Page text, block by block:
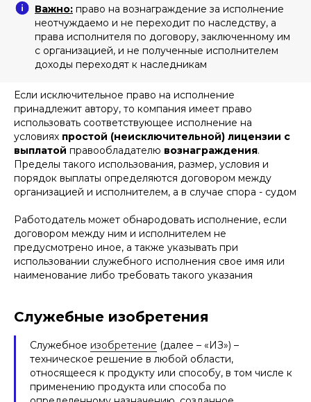
Важно: право на вознаграждение за исполнение
неотчуждаемо и не переходит по наследству, а
права исполнителя по договору, заключенному им
с организацией, и не полученные исполнителем
доходы переходят к наследникам
Если исключительное право на исполнение
принадлежит автору, то компания имеет право
использовать соответствующее исполнение на
условиях простой (неисключительной) лицензии с
выплатой правообладателю вознаграждения.
Пределы такого использования, размер, условия и
порядок выплаты определяются договором между
организацией и исполнителем, а в случае спора - судом
Работодатель может обнародовать исполнение, если
договором между ним и исполнителем не
предусмотрено иное, а также указывать при
использовании служебного исполнения свое имя или
наименование либо требовать такого указания
Служебные изобретения
Служебное изобретение (далее – «ИЗ») –
техническое решение в любой области,
относящееся к продукту или способу, в том числе к
применению продукта или способа по
не позднее18 месяцевс даты
подачи компанией заявки на
получение патента, если она не
получил патент по поданной заявке
по зависящим от неё причинам